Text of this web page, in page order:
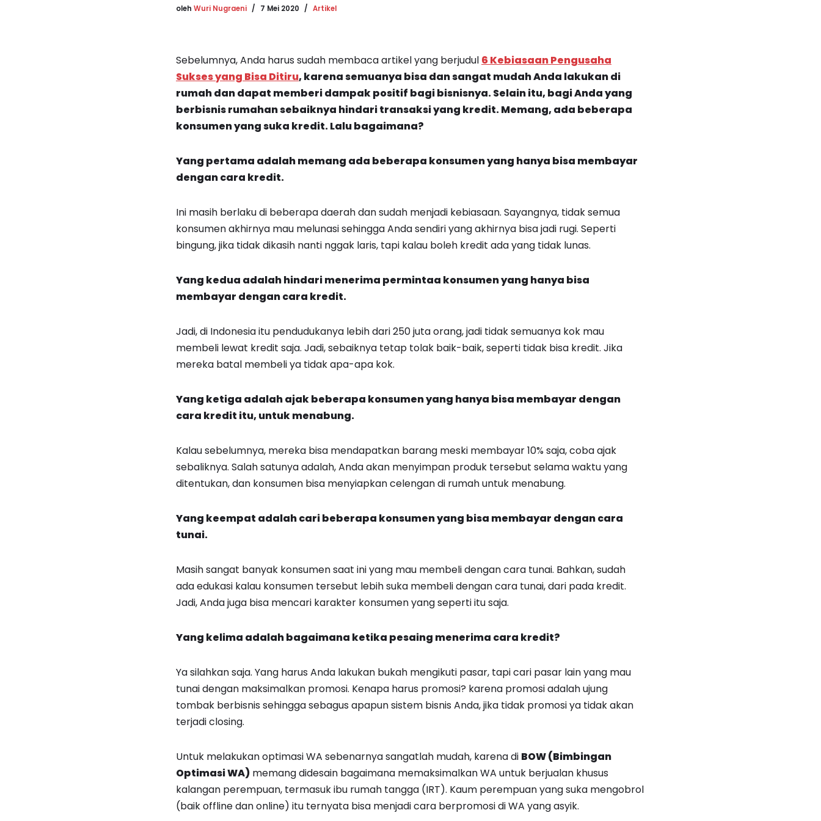
oleh Wuri Nugraeni 7 Mei 2020 Artikel
Sebelumnya, Anda harus sudah membaca artikel yang berjudul 6 Kebiasaan Pengusaha
Sukses yang Bisa Ditiru, karena semuanya bisa dan sangat mudah Anda lakukan di
rumah dan dapat memberi dampak positif bagi bisnisnya. Selain itu, bagi Anda yang
berbisnis rumahan sebaiknya hindari transaksi yang kredit. Memang, ada beberapa
konsumen yang suka kredit. Lalu bagaimana?
Yang pertama adalah memang ada beberapa konsumen yang hanya bisa membayar
dengan cara kredit.
Ini masih berlaku di beberapa daerah dan sudah menjadi kebiasaan. Sayangnya, tidak semua
konsumen akhirnya mau melunasi sehingga Anda sendiri yang akhirnya bisa jadi rugi. Seperti
bingung, jika tidak dikasih nanti nggak laris, tapi kalau boleh kredit ada yang tidak lunas.
Yang kedua adalah hindari menerima permintaa konsumen yang hanya bisa
membayar dengan cara kredit.
Jadi, di Indonesia itu pendudukanya lebih dari 250 juta orang, jadi tidak semuanya kok mau
membeli lewat kredit saja. Jadi, sebaiknya tetap tolak baik-baik, seperti tidak bisa kredit. Jika
mereka batal membeli ya tidak apa-apa kok.
Yang ketiga adalah ajak beberapa konsumen yang hanya bisa membayar dengan
cara kredit itu, untuk menabung.
Kalau sebelumnya, mereka bisa mendapatkan barang meski membayar 10% saja, coba ajak
sebaliknya. Salah satunya adalah, Anda akan menyimpan produk tersebut selama waktu yang
ditentukan, dan konsumen bisa menyiapkan celengan di rumah untuk menabung.
Yang keempat adalah cari beberapa konsumen yang bisa membayar dengan cara
tunai.
Masih sangat banyak konsumen saat ini yang mau membeli dengan cara tunai. Bahkan, sudah
ada edukasi kalau konsumen tersebut lebih suka membeli dengan cara tunai, dari pada kredit.
Jadi, Anda juga bisa mencari karakter konsumen yang seperti itu saja.
Yang kelima adalah bagaimana ketika pesaing menerima cara kredit?
Ya silahkan saja. Yang harus Anda lakukan bukah mengikuti pasar, tapi cari pasar lain yang mau
tunai dengan maksimalkan promosi. Kenapa harus promosi? karena promosi adalah ujung
tombak berbisnis sehingga sebagus apapun sistem bisnis Anda, jika tidak promosi ya tidak akan
terjadi closing.
Untuk melakukan optimasi WA sebenarnya sangatlah mudah, karena di BOW (Bimbingan
Optimasi WA) memang didesain bagaimana memaksimalkan WA untuk berjualan khusus
kalangan perempuan, termasuk ibu rumah tangga (IRT). Kaum perempuan yang suka mengobrol
(baik offline dan online) itu ternyata bisa menjadi cara berpromosi di WA yang asyik.